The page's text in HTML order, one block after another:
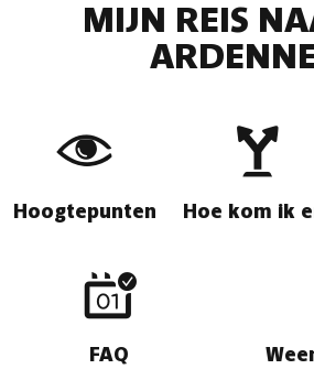
MIJN REIS
Hoogtepunten Hoe kom ik
FAQ